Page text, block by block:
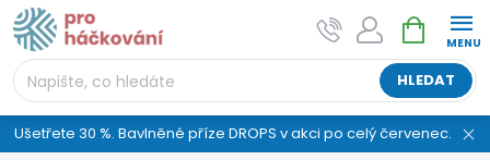
Přejít
na
obsah
HLEDAT
NÁKUPNÍ
KOŠÍK
Ušetřete 30 %. Bavlněné příze DROPS v akci po celý červenec.
AI asistent "pani Klubíčková" –
ProHackovani.cz
Jsme e-shop s více než osmiletou tradicí a máme pro
vás připraveno více než 25 tisíc produktů. Vše skladem,
připravené k odeslání.